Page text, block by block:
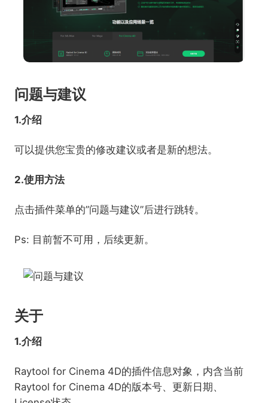
问题与建议
1.介绍
可以提供您宝贵的修改建议或者是新的想法。
2.使用方法
点击插件菜单的”问题与建议”后进行跳转。
Ps: 目前暂不可用，后续更新。
关于
1.介绍
Raytool for Cinema 4D的插件信息对象，内含当前
Raytool for Cinema 4D的版本号、更新日期、